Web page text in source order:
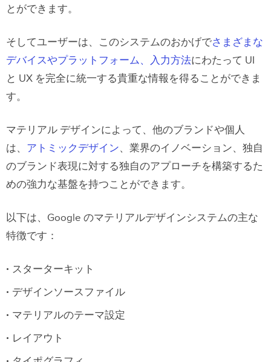
とができます。
そしてユーザーは、このシステムのおかげでさまざまな
デバイスやプラットフォーム、入力方法にわたって UI
と UX を完全に統一する貴重な情報を得ることができま
す。
マテリアル デザインによって、他のブランドや個人
は、 アトミックデザイン、業界のイノベーション、独自
のブランド表現に対する独自のアプローチを構築するた
めの強力な基盤を持つことができます。
以下は、Google のマテリアルデザインシステムの主な
特徴です：
スターターキット
デザインソースファイル
マテリアルのテーマ設定
レイアウト